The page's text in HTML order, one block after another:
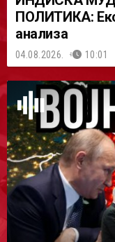
ПОЛИТИКА:
анализа
04.08.2026. 10:01